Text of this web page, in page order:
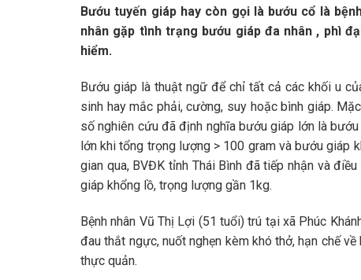
Bướu tuyến giáp hay còn gọi là bướu cổ là
nhân gặp tình trạng bướu giáp đa nhân , phì
hiểm.
Bướu giáp là thuật ngữ để chỉ tất cả các khối u
sinh hay mắc phải, cường, suy hoặc bình giáp.
số nghiên cứu đã định nghĩa bướu giáp lớn là
lớn khi tổng trọng lượng > 100 gram và bướu giáp
gian qua, BVĐK tỉnh Thái Bình đã tiếp nhận và
giáp khổng lồ, trọng lượng gần 1kg.
Bệnh nhân Vũ Thị Lợi (51 tuổi) trú tại xã Phúc
đau thắt ngực, nuốt nghẹn kèm khó thở, hạn chế
thực quản.